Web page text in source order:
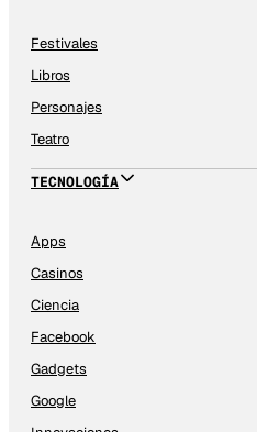
Festivales
Libros
Personajes
Teatro
TECNOLOGÍA
Apps
Casinos
Ciencia
Facebook
Gadgets
Google